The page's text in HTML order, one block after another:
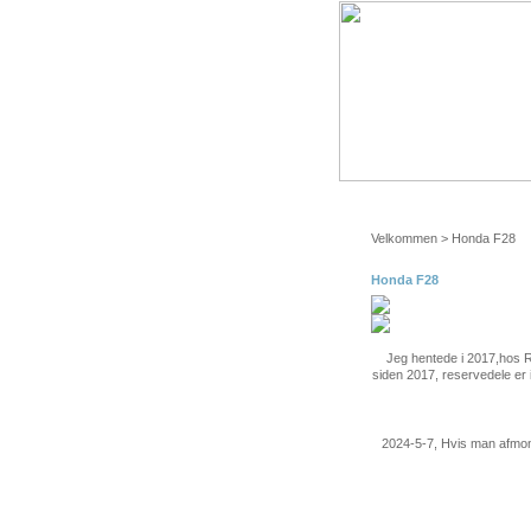
Velkommen> Honda F28
Honda F28
Jeg hentede i 2017,hos
siden 2017, reservedele
2024-5-7, Hvis man